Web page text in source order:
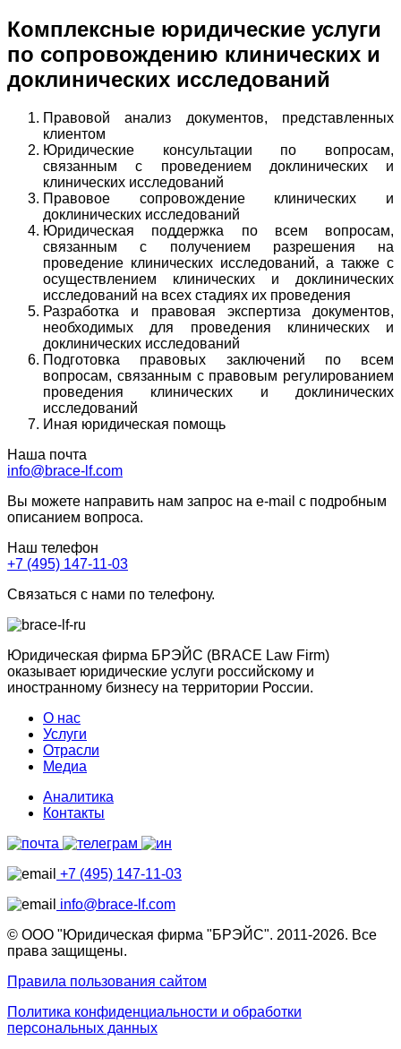
Комплексные юридические услуги
по сопровождению клинических и
доклинических исследований
Правовой анализ документов, представленных
клиентом
Юридические консультации по вопросам,
связанным с проведением доклинических и
клинических исследований
Правовое сопровождение клинических и
доклинических исследований
Юридическая поддержка по всем вопросам,
связанным с получением разрешения на
проведение клинических исследований, а также с
осуществлением клинических и доклинических
исследований на всех стадиях их проведения
Разработка и правовая экспертиза документов,
необходимых для проведения клинических и
доклинических исследований
Подготовка правовых заключений по всем
вопросам, связанным с правовым регулированием
проведения клинических и доклинических
исследований
Иная юридическая помощь
Наша почта
info@brace-lf.com
Вы можете направить нам запрос на e-mail с подробным
описанием вопроса.
Наш телефон
+7 (495) 147-11-03
Связаться с нами по телефону.
Юридическая фирма БРЭЙС (BRACE Law Firm)
оказывает юридические услуги российскому и
иностранному бизнесу на территории России.
О нас
Услуги
Отрасли
Медиа
Аналитика
Контакты
+7 (495) 147-11-03
info@brace-lf.com
© ООО "Юридическая фирма "БРЭЙС". 2011-2026. Все
права защищены.
Правила пользования сайтом
Политика конфиденциальности и обработки
персональных данных